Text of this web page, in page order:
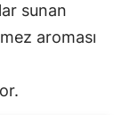
sunan
aroması